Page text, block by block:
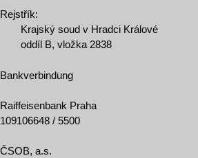
Rejstřík:
Krajský soud v Hradci Králové
oddíl B, vložka 2838
Bankverbindung
Raiffeisenbank Praha
109106648 / 5500
ČSOB, a.s.